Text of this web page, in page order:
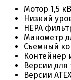
Мотор 1,5
Низкий
HEPA
Манометр
Съемный
Контейнер
Версии для
Версии ATEX